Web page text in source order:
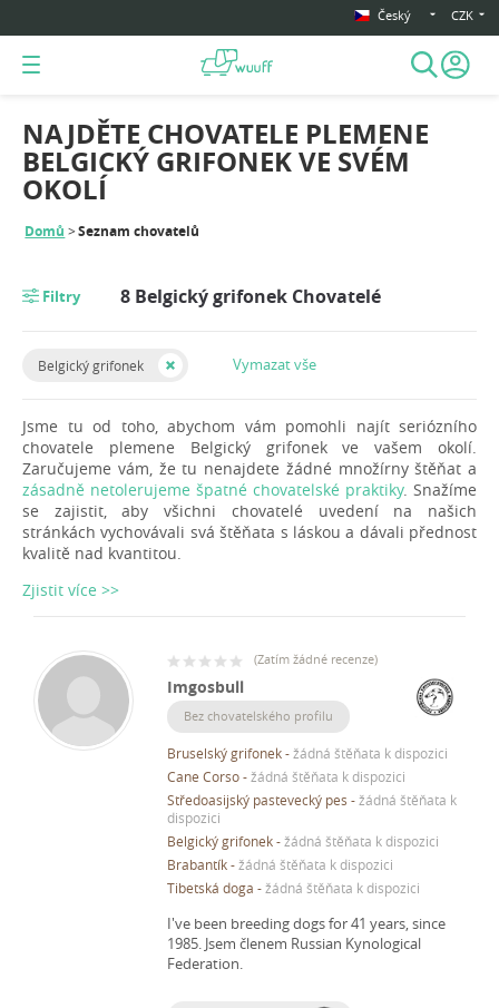
Český CZK
Domů Seznam chovatelů
NAJDĚTE CHOVATELE PLEMENE
BELGICKÝ GRIFONEK VE SVÉM
OKOLÍ
Filtry 8 Belgický grifonek Chovatelé
Belgický grifonek Vymazat vše
Jsme tu od toho, abychom vám pomohli najít seriózního
chovatele plemene Belgický grifonek ve vašem okolí.
Zaručujeme vám, že tu nenajdete žádné množírny štěňat a
zásadně netolerujeme špatné chovatelské praktiky. Snažíme
se zajistit, aby všichni chovatelé uvedení na našich
stránkách vychovávali svá štěňata s láskou a dávali přednost
kvalitě nad kvantitou.
Zjistit více >>
(Zatím žádné recenze)
Imgosbull
Bez chovatelského profilu
Bruselský grifonek-žádná štěňata k dispozici
Cane Corso-žádná štěňata k dispozici
Středoasijský pastevecký pes -žádná štěňata k
dispozici
Belgický grifonek-žádná štěňata k dispozici
Brabantík-žádná štěňata k dispozici
Tibetská doga -žádná štěňata k dispozici
I've been breeding dogs for 41 years, since
1985. Jsem členem Russian Kynological
Federation.